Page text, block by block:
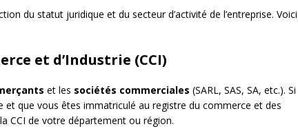
du statut juridique et du secteur d’activité de l’entreprise. Voici
et d’Industrie (CCI)
et les sociétés commerciales (SARL, SAS, SA, etc.). Si
et que vous êtes immatriculé au registre du commerce et des
CCI de votre département ou région.